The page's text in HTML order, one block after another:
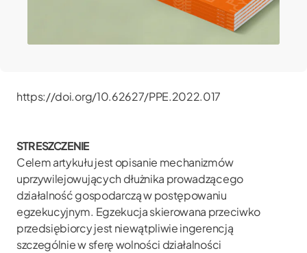
https://doi.org/10.62627/PPE.2022.017
STRESZCZENIE
Celem artykułu jest opisanie mechanizmów
uprzywilejowujących dłużnika prowadzącego
działalność gospodarczą w postępowaniu
egzekucyjnym. Egzekucja skierowana przeciwko
przedsiębiorcy jest niewątpliwie ingerencją
szczególnie w sferę wolności działalności